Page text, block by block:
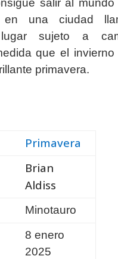
salir al mundo
una ciudad
lugar sujeto a
que el invierno
primavera.
Primavera
Brian
Aldiss
Minotauro
8 enero
2025